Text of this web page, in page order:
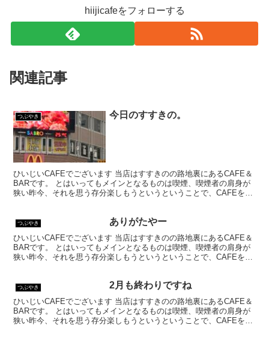
hiijicafeをフォローする
関連記事
つぶやき 今日のすすきの。
ひいじいCAFEでございます 当店はすすきのの路地裏にあるCAFE＆
BARです。 とはいってもメインとなるものは喫煙、喫煙者の肩身が
狭い昨今、それを思う存分楽しもうというということで、CAFEを名
つぶやき ありがたやー
ひいじいCAFEでございます 当店はすすきのの路地裏にあるCAFE＆
BARです。 とはいってもメインとなるものは喫煙、喫煙者の肩身が
狭い昨今、それを思う存分楽しもうというということで、CAFEを名
つぶやき 2月も終わりですね
ひいじいCAFEでございます 当店はすすきのの路地裏にあるCAFE＆
BARです。 とはいってもメインとなるものは喫煙、喫煙者の肩身が
狭い昨今、それを思う存分楽しもうというということで、CAFEを名